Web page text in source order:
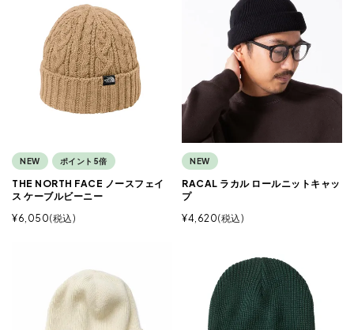
NEW ポイント5倍
THE NORTH FACE ノースフェイ
ス ケーブルビーニー
¥6,050 税込
NEW
RACAL ラカル ロールニットキャッ
プ
¥4,620 税込